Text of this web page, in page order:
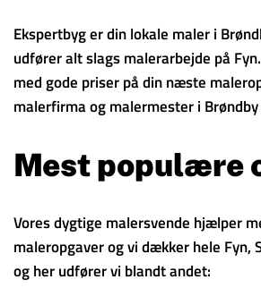
Ekspertbyg er din lokale maler i
udfører alt slags malerarbejde på
med gode priser på din næste
malerfirma og malermester i
Mest populære
Vores dygtige malersvende hjælper
maleropgaver og vi dækker hele Fyn,
og her udfører vi blandt andet: